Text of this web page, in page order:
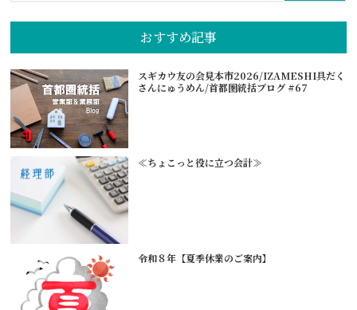
おすすめ記事
スギカウ友の会見本市2026/IZAMESHI具だく
さんにゅうめん/首都圏統括ブログ #67
≪ちょこっと役に立つ会計≫
令和８年【夏季休業のご案内】